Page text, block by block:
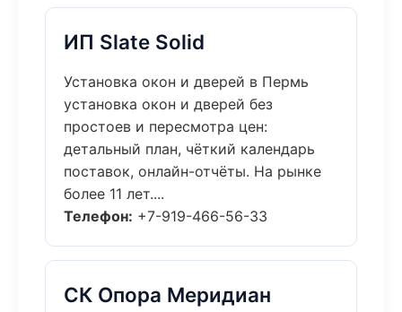
ИП Slate Solid
Установка окон и дверей в Пермь
установка окон и дверей без
простоев и пересмотра цен:
детальный план, чёткий календарь
поставок, онлайн-отчёты. На рынке
более 11 лет....
Телефон: +7-919-466-56-33
СК Опора Меридиан